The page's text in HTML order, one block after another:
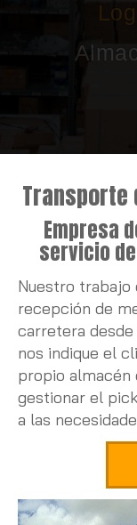
Transporte
Empresa
servicio
Nuestro
recepción de
carretera
nos indique el
propio almacén
gestionar el
a las